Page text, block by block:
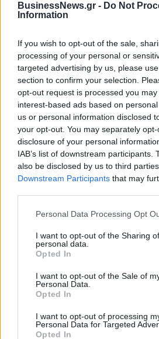
BusinessNews.gr - Do Not
Information
If you wish to opt-out of the sale,
processing of your personal or
targeted advertising by us, please
section to confirm your selection.
opt-out request is processed you
interest-based ads based on
us or personal information disclosed
your opt-out. You may separately
disclosure of your personal
IAB’s list of downstream participants.
also be disclosed by us to third
Downstream Participants that may
Personal Data Processing Opt
I want to opt-out of the Sharing
personal data.
Opted In
I want to opt-out of the Sale of
Personal Data.
Opted In
I want to opt-out of processing
Personal Data for Targeted
Opted In
Ευρωπαϊκό Παίδων: Λύγισε
86 από την Ισπανία (pics)
ΕΛΣΤΑΤ: Στο 3,4% υποχώρησε ο
Χρηματοδότηση 8 εκατ. ευρώ
σε 843 μέσα ενημέρωσης-
Ξεκίνησε το πενταετές
πρόγραμμα ενίσχυσης του
Η Chery επενδύει 75 εκατ. δολάρια στην
Το FIAT 500 Hybrid τώρα από
18.990 ευρώ